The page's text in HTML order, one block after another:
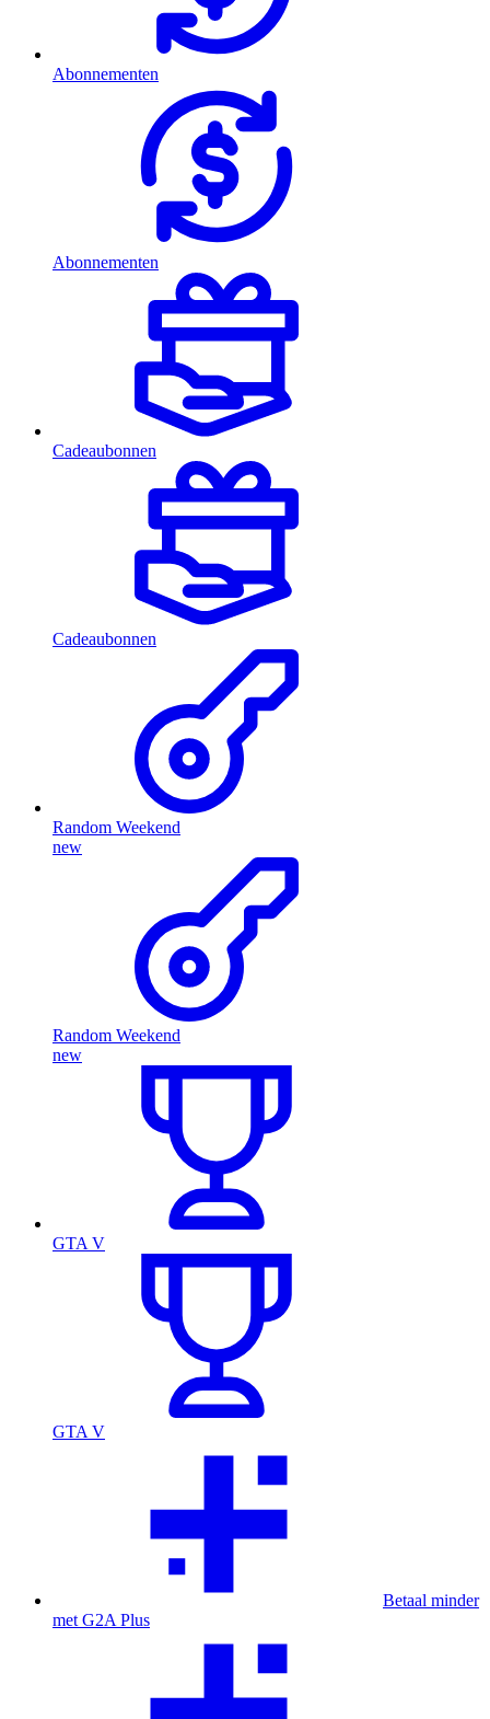
Abonnementen
Abonnementen
Cadeaubonnen
Cadeaubonnen
Random Weekend
new
Random Weekend
new
GTA V
GTA V
Betaal minder
met G2A Plus